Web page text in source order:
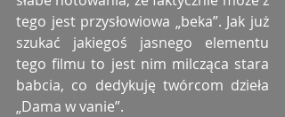
tego jest przysłowiowa „beka”. Jak już
szukać jakiegoś jasnego elementu
tego filmu to jest nim milcząca stara
babcia, co dedykuję twórcom dzieła
„Dama w vanie”.